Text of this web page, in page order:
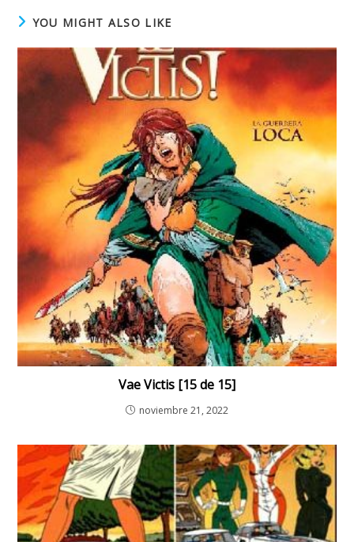
YOU MIGHT ALSO LIKE
Vae Victis [15 de 15]
noviembre 21, 2022